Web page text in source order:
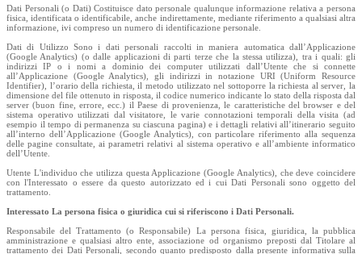
Dati Personali (o Dati) Costituisce dato personale qualunque informazione relativa a persona
fisica, identificata o identificabile, anche indirettamente, mediante riferimento a qualsiasi altra
informazione, ivi compreso un numero di identificazione personale.
Dati di Utilizzo Sono i dati personali raccolti in maniera automatica dall’Applicazione
(Google Analytics) (o dalle applicazioni di parti terze che la stessa utilizza), tra i quali: gli
indirizzi IP o i nomi a dominio dei computer utilizzati dall’Utente che si connette
all’Applicazione (Google Analytics), gli indirizzi in notazione URI (Uniform Resource
Identifier), l’orario della richiesta, il metodo utilizzato nel sottoporre la richiesta al server, la
dimensione del file ottenuto in risposta, il codice numerico indicante lo stato della risposta dal
server (buon fine, errore, ecc.) il Paese di provenienza, le caratteristiche del browser e del
sistema operativo utilizzati dal visitatore, le varie connotazioni temporali della visita (ad
esempio il tempo di permanenza su ciascuna pagina) e i dettagli relativi all’itinerario seguito
all’interno dell’Applicazione (Google Analytics), con particolare riferimento alla sequenza
delle pagine consultate, ai parametri relativi al sistema operativo e all’ambiente informatico
dell’Utente.
Utente L'individuo che utilizza questa Applicazione (Google Analytics), che deve coincidere
con l'Interessato o essere da questo autorizzato ed i cui Dati Personali sono oggetto del
trattamento.
Interessato La persona fisica o giuridica cui si riferiscono i Dati Personali.
Responsabile del Trattamento (o Responsabile) La persona fisica, giuridica, la pubblica
amministrazione e qualsiasi altro ente, associazione od organismo preposti dal Titolare al
trattamento dei Dati Personali, secondo quanto predisposto dalla presente informativa sulla